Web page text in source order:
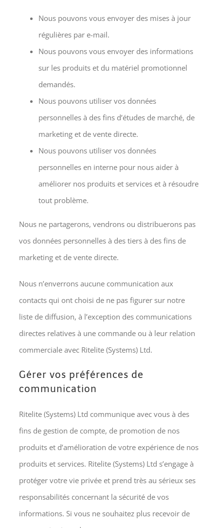
Nous pouvons vous envoyer des mises à jour
régulières par e-mail.
Nous pouvons vous envoyer des informations
sur les produits et du matériel promotionnel
demandés.
Nous pouvons utiliser vos données
personnelles à des fins d’études de marché, de
marketing et de vente directe.
Nous pouvons utiliser vos données
personnelles en interne pour nous aider à
améliorer nos produits et services et à résoudre
tout problème.
Nous ne partagerons, vendrons ou distribuerons pas
vos données personnelles à des tiers à des fins de
marketing et de vente directe.
Nous n’enverrons aucune communication aux
contacts qui ont choisi de ne pas figurer sur notre
liste de diffusion, à l’exception des communications
directes relatives à une commande ou à leur relation
commerciale avec Ritelite (Systems) Ltd.
Gérer vos préférences de
communication
Ritelite (Systems) Ltd communique avec vous à des
fins de gestion de compte, de promotion de nos
produits et d’amélioration de votre expérience de nos
produits et services. Ritelite (Systems) Ltd s’engage à
protéger votre vie privée et prend très au sérieux ses
responsabilités concernant la sécurité de vos
informations. Si vous ne souhaitez plus recevoir de